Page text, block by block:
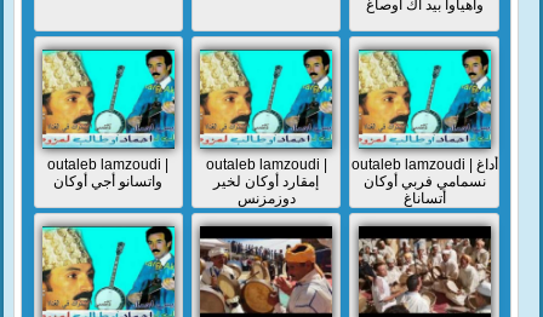
واهياوا بيد أك أوصاغ
outaleb lamzoudi |
واتسانو أجي أوكان
outaleb lamzoudi |
إمقارد أوكان لخير
دوزمزنس
outaleb lamzoudi | أداغ
نسمامي فربي أوكان
أتساناغ